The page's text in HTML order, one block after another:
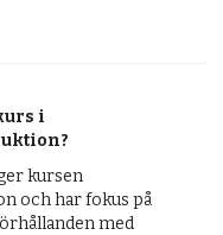
i
kursen
och har fokus på
med